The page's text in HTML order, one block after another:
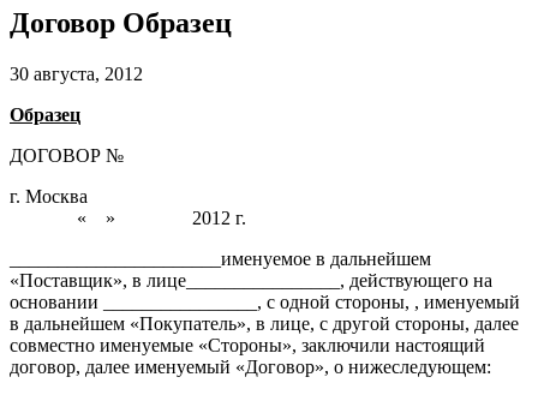
Договор Образец
30 августа, 2012
Образец
ДОГОВОР №
г. Москва
« » 2012 г.
______________________именуемое в дальнейшем
«Поставщик», в лице________________, действующего на
основании ________________, с одной стороны, , именуемый
в дальнейшем «Покупатель», в лице, с другой стороны, далее
совместно именуемые «Стороны», заключили настоящий
договор, далее именуемый «Договор», о нижеследующем: